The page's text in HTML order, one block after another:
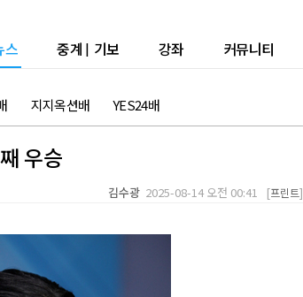
스 중계 | 기보 강좌 커뮤니티
지지옥션배 YES24배
우승
김수광 2025-08-14 오전 00:41 [프린트]